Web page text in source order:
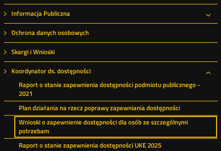
Informacja Publiczna
Ochrona danych osobowych
Skargi i Wnioski
Koordynator ds. dostępności
Raport o stanie zapewnienia dostępności podmiotu publicznego -
2021
Plan działania na rzecz poprawy zapewniania dostępności
Wnioski o zapewnienie dostępności dla osób ze szczególnymi
potrzebam
Raport o stanie zapewnienia dostępności UKE 2025